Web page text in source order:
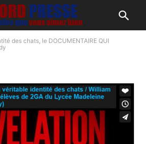
des chats, le DOCUMENTAIRE QUI